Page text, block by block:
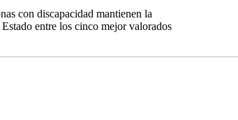
con discapacidad mantienen la
entre los cinco mejor valorados